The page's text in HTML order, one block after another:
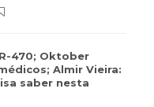
470; Oktober
Almir Vieira:
saber nesta